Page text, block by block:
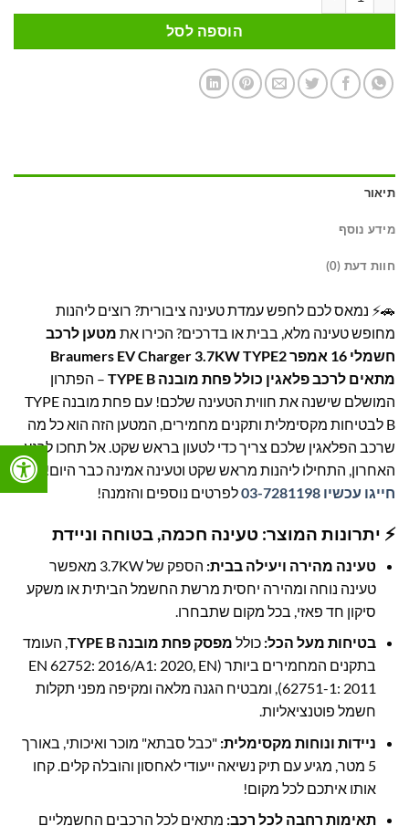
הוספה לסל
תיאור
מידע נוסף
חוות דעת (0)
🚗⚡ נמאס לכם לחפש עמדת טעינה ציבורית? רוצים ליהנות
מחופש טעינה מלא, בבית או בדרכים? הכירו את מטען לרכב
חשמלי 16 אמפר Braumers EV Charger 3.7KW TYPE2
מתאים לרכב פלאגין כולל פחת מובנה TYPE B
– הפתרון
המושלם שישנה את חווית הטעינה שלכם! עם פחת מובנה TYPE
B לבטיחות מקסימלית ותקנים מחמירים, המטען הזה הוא כל מה
שרכב הפלאגין שלכם צריך כדי לטעון בראש שקט. אל תחכו לרגע
האחרון, התחילו ליהנות מראש שקט וטעינה אמינה כבר היום! 📞
חייגו עכשיו 03-7281198
לפרטים נוספים והזמנה!
⚡ יתרונות המוצר: טעינה חכמה, בטוחה וניידת
טעינה מהירה ויעילה בבית:
הספק של 3.7KW מאפשר
טעינה נוחה ומהירה יחסית מרשת החשמל הביתית או משקע
סיקון חד פאזי, בכל מקום שתבחרו.
בטיחות מעל הכל: כולל מפסק פחת מובנה TYPE B
, העומד
בתקנים המחמירים ביותר (EN 62752: 2016/A1: 2020, EN
62751-1: 2011), ומבטיח הגנה מלאה ומקיפה מפני תקלות
חשמל פוטנציאליות.
ניידות ונוחות מקסימלית: "כבל סבתא" מוכר ואיכותי, באורך
5 מטר, מגיע עם תיק נשיאה ייעודי לאחסון והובלה קלים. קחו
אותו איתכם לכל מקום!
תאימות רחבה לכל רכב: מתאים לכל הרכבים החשמליים